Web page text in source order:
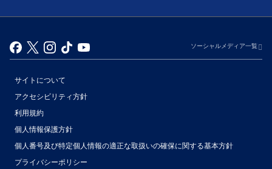
ソーシャルメディア一覧
サイトについて
アクセシビリティ方針
利用規約
個人情報保護方針
個人番号及び特定個人情報の適正な取扱いの確保に関する基本方針
プライバシーポリシー